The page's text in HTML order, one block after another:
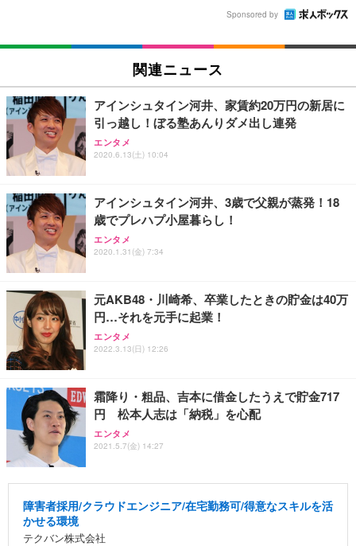
Sponsored by
関連ニュース
アインシュタイン河井、家賃約20万円の新居に
引っ越し！ぼる塾あんりダメ出し連発
エンタメ
2020.6.13(土) 10:04
アインシュタイン河井、3歳で父親が蒸発！18
歳でプレハプ小屋暮らし！
エンタメ
2020.1.31(金) 7:34
元AKB48・川崎希、卒業したときの貯金は40万
円…それを元手に起業！
エンタメ
2022.3.13(日) 12:26
霜降り・粗品、吉本に借金したうえで貯金717
円 松本人志は「納税」を心配
エンタメ
2021.5.7(金) 14:27
障害者採用/クラウドエンジニア/在宅勤務可/得意なスキルを活
かせる環境
テクバン株式会社